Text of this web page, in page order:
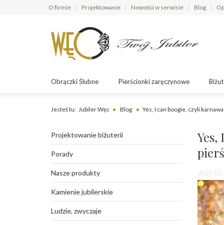
O firmie Projektowanie Nowości w serwisie Blog
Obrączki Ślubne Pierścionki zaręczynowe
Jesteś tu: Jubiler Węc Blog Yes, I can boogie, czyli
Projektowanie biżuterii
Porady
Nasze produkty
Kamienie jubilerskie
Ludzie, zwyczaje
2019-